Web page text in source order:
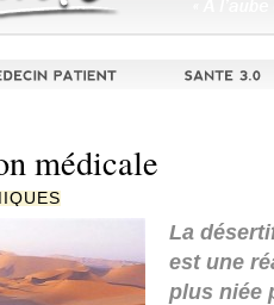
médicale
La
est une
plus niée